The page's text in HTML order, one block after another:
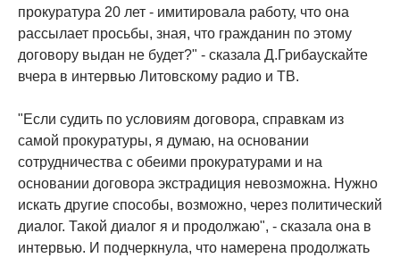
прокуратура 20 лет - имитировала работу, что она
рассылает просьбы, зная, что гражданин по этому
договору выдан не будет?" - сказала Д.Грибаускайте
вчера в интервью Литовскому радио и ТВ.
"Если судить по условиям договора, справкам из
самой прокуратуры, я думаю, на основании
сотрудничества с обеими прокуратурами и на
основании договора экстрадиция невозможна. Нужно
искать другие способы, возможно, через политический
диалог. Такой диалог я и продолжаю", - сказала она в
интервью. И подчеркнула, что намерена продолжать